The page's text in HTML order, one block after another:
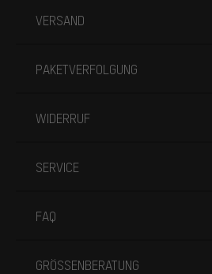
VERSAND
PAKETVERFOLGUNG
WIDERRUF
SERVICE
FAQ
GRÖSSENBERATUNG